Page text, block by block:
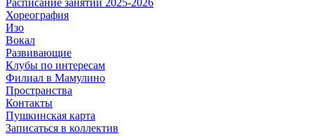
Расписание занятий 2025-2026
Хореография
Изо
Вокал
Развивающие
Клубы по интересам
Филиал в Мамулино
Пространства
Контакты
Пушкинская карта
Записаться в коллектив